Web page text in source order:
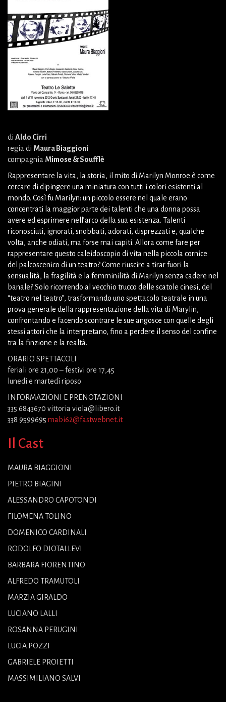
di Aldo Cirri
regia di Maura Biaggioni
compagnia Mimose & Soufflè
Rappresentare la vita, la storia, il mito di Marilyn Monroe è come
cercare di dipingere una miniatura con tutti i colori esistenti al
mondo. Così fu Marilyn: un piccolo essere nel quale erano
concentrati la maggior parte dei talenti che una donna possa
avere ed esprimere nell’arco della sua esistenza. Talenti
riconosciuti, ignorati, snobbati, adorati, disprezzati e, qualche
volta, anche odiati, ma forse mai capiti. Allora come fare per
rappresentare questo caleidoscopio di vita nella piccola cornice
del palcoscenico di un teatro? Come riuscire a tirar fuori la
sensualità, la fragilità e la femminilità di Marilyn senza cadere nel
banale? Solo ricorrendo al vecchio trucco delle scatole cinesi, del
“teatro nel teatro”, trasformando uno spettacolo teatrale in una
prova generale della rappresentazione della vita di Marylin,
confrontando e facendo scontrare le sue angosce con quelle degli
stessi attori che la interpretano, fino a perdere il senso del confine
tra la finzione e la realtà.
ORARIO SPETTACOLI
feriali ore 21,00 – festivi ore 17,45
lunedì e martedì riposo
INFORMAZIONI E PRENOTAZIONI
335 6843670 vittoria viola@libero.it
338 9599695 mabi62@fastwebnet.it
Il Cast
MAURA BIAGGIONI
PIETRO BIAGINI
ALESSANDRO CAPOTONDI
FILOMENA TOLINO
DOMENICO CARDINALI
RODOLFO DIOTALLEVI
BARBARA FIORENTINO
ALFREDO TRAMUTOLI
MARZIA GIRALDO
LUCIANO LALLI
ROSANNA PERUGINI
LUCIA POZZI
GABRIELE PROIETTI
MASSIMILIANO SALVI